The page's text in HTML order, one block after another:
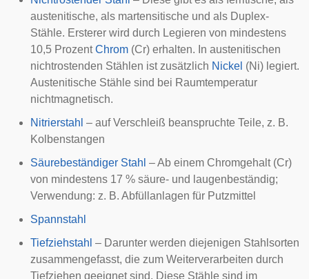
austenitische, als martensitische und als Duplex-
Stähle. Ersterer wird durch Legieren von mindestens
10,5 ProzentChrom (Cr) erhalten. In austenitischen
nichtrostenden Stählen ist zusätzlich Nickel (Ni) legiert.
Austenitische Stähle sind bei Raumtemperatur
nichtmagnetisch.
Nitrierstahl – auf Verschleiß beanspruchte Teile, z. B.
Kolbenstangen
Säurebeständiger Stahl – Ab einem Chromgehalt (Cr)
von mindestens 17 % säure- und laugenbeständig;
Verwendung: z. B. Abfüllanlagen für Putzmittel
Spannstahl
Tiefziehstahl – Darunter werden diejenigen Stahlsorten
zusammengefasst, die zum Weiterverarbeiten durch
Tiefziehen geeignet sind. Diese Stähle sind im